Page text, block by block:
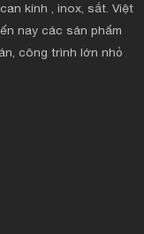
kính , inox, sắt. Việt
nay các sản phẩm
công trình lớn nhỏ